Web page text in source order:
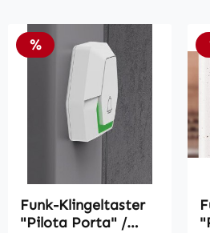
Rabatt
%
Funk-Klingeltaster
"Pilota Porta" /